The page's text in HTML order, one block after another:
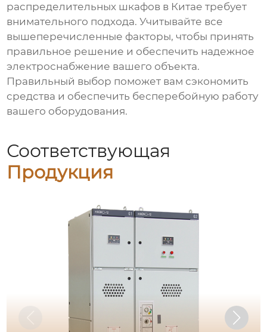
распределительных шкафов в Китае требует
внимательного подхода. Учитывайте все
вышеперечисленные факторы, чтобы принять
правильное решение и обеспечить надежное
электроснабжение вашего объекта.
Правильный выбор поможет вам сэкономить
средства и обеспечить бесперебойную работу
вашего оборудования.
Соответствующая
Продукция